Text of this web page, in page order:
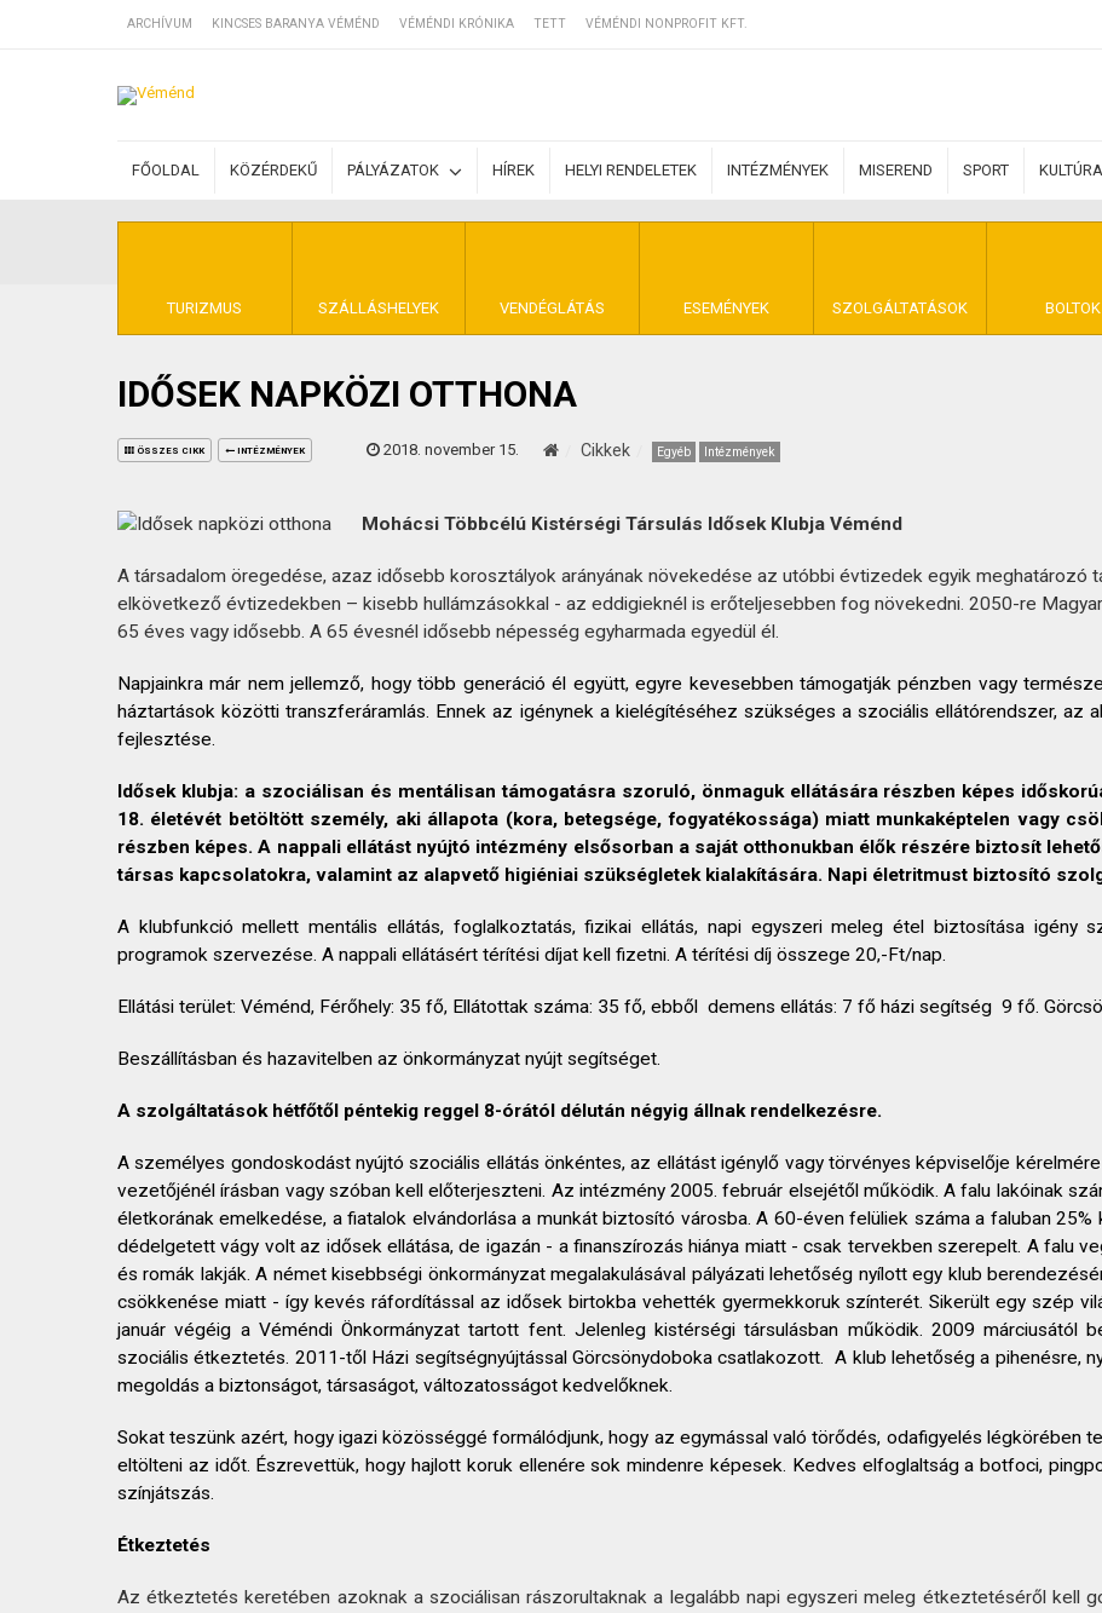
ARCHÍVUM KINCSES BARANYA VÉMÉND VÉMÉNDI KRÓNIKA TETT VÉMÉNDI NONPROFIT KFT.
FŐOLDAL KÖZÉRDEKŰ PÁLYÁZATOK HÍREK HELYI RENDELETEK INTÉZMÉNYEK MISEREND SPORT KULTÚRA
TURIZMUS SZÁLLÁSHELYEK VENDÉGLÁTÁS ESEMÉNYEK SZOLGÁLTATÁSOK BOLTOK
SZÁLLÁSOK
BEJEGYZÉSEK
ÁLTALÁNOS SZERZŐDÉSI
KINCSES BARANYA VÉMÉND
KAPCSOLAT
IDŐSEK NAPKÖZI OTTHONA
ÖSSZES CIKK INTÉZMÉNYEK 2018. november 15. Cikkek Egyéb Intézmények
Mohácsi Többcélú Kistérségi Társulás Idősek Klubja Véménd
A társadalom öregedése, azaz idősebb korosztályok arányának növekedése az utóbbi évtizedek egyik meghatározó
elkövetkező évtizedekben – kisebb hullámzásokkal - az eddigieknél is erőteljesebben fog növekedni. 2050-re
65 éves vagy idősebb. A 65 évesnél idősebb népesség egyharmada egyedül él.
Napjainkra már nem jellemző, hogy több generáció él együtt, egyre kevesebben támogatják pénzben vagy
háztartások közötti transzferáramlás. Ennek az igénynek a kielégítéséhez szükséges a szociális ellátórendszer,
fejlesztése.
Idősek klubja: a szociálisan és mentálisan támogatásra szoruló, önmaguk ellátására részben képes
18. életévét betöltött személy, aki állapota (kora, betegsége, fogyatékossága) miatt munkaképtelen vagy
részben képes.A nappali ellátást nyújtó intézmény elsősorban a saját otthonukban élők részére biztosít
társas kapcsolatokra, valamint az alapvető higiéniai szükségletek kialakítására. Napi életritmust biztosító
A klubfunkció mellett mentális ellátás, foglalkoztatás, fizikai ellátás, napi egyszeri meleg étel biztosítása igény
programok szervezése. A nappali ellátásért térítési díjat kell fizetni. A térítési díj összege 20,-Ft/nap.
Ellátási terület: Véménd, Férőhely: 35 fő, Ellátottak száma: 35 fő, ebből demens ellátás: 7 fő házi segítség 9 fő.
Beszállításban és hazavitelben az önkormányzat nyújt segítséget.
A szolgáltatások hétfőtől péntekig reggel 8-órától délután négyig állnak rendelkezésre.
A személyes gondoskodást nyújtó szociális ellátás önkéntes, az ellátást igénylő vagy törvényes képviselője
vezetőjénél írásban vagy szóban kell előterjeszteni. Az intézmény 2005. február elsejétől működik. A falu lakóinak
életkorának emelkedése, a fiatalok elvándorlása a munkát biztosító városba. A 60-éven felüliek száma a faluban
dédelgetett vágy volt az idősek ellátása, de igazán - a finanszírozás hiánya miatt - csak tervekben szerepelt. A falu
és romák lakják. A német kisebbségi önkormányzat megalakulásával pályázati lehetőség nyílott egy klub
csökkenése miatt - így kevés ráfordítással az idősek birtokba vehették gyermekkoruk színterét. Sikerült egy szép
január végéig a Véméndi Önkormányzat tartott fent. Jelenleg kistérségi társulásban működik. 2009 márciusától
szociális étkeztetés. 2011-től Házi segítségnyújtással Görcsönydoboka csatlakozott. A klub lehetőség a pihenésre,
megoldás a biztonságot, társaságot, változatosságot kedvelőknek.
Sokat teszünk azért, hogy igazi közösséggé formálódjunk, hogy az egymással való törődés, odafigyelés légkörében
eltölteni az időt. Észrevettük, hogy hajlott koruk ellenére sok mindenre képesek. Kedves elfoglaltság a botfoci,
színjátszás.
Étkeztetés
Az étkeztetés keretében azoknak a szociálisan rászorultaknak a legalább napi egyszeri meleg étkeztetéséről kell